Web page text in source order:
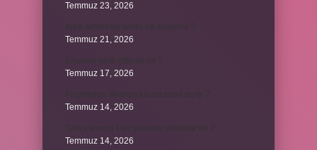
Temmuz 23, 2026
Temmuz 21, 2026
Temmuz 17, 2026
Temmuz 14, 2026
Temmuz 14, 2026